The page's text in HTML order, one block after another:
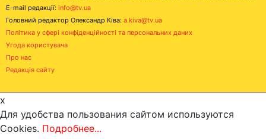
E-mail редакції: info@tv.ua
Головний редактор Олександр Ківа: a.kiva@tv.ua
Політика у сфері конфіденційності та персональних даних
Угода користувача
Про нас
Редакція сайту
x
Для удобства пользования сайтом используются
Cookies. Подробнее...